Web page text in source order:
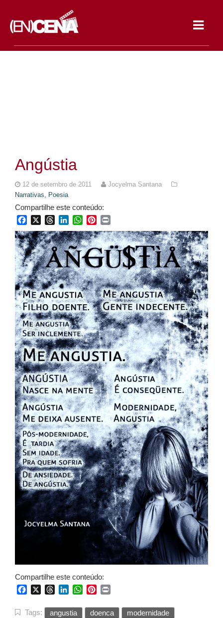
Angústia
12 de setembro de 2011
Jocyelma Santana
Narrativas, Poesia
Compartilhe este conteúdo:
FacebookThreadsLinkedInWhatsApp
Pinterest
Compartilhe este conteúdo:
FacebookThreadsLinkedInWhatsApp
Pinterest
Tags: angustia doenca
modernidade